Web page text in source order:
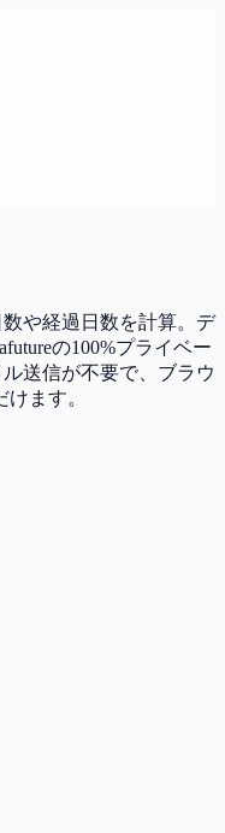
や経過日数を計算。デ
の100%プライベー
送信が不要で、ブラウ
ます。